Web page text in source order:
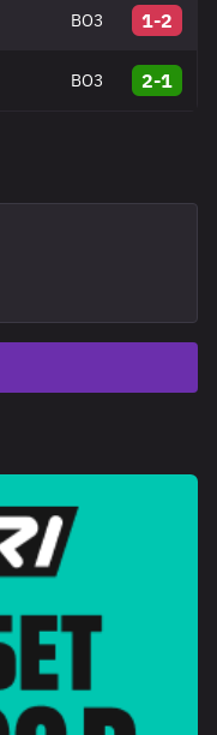
BO3 1-2
BO3 2-1